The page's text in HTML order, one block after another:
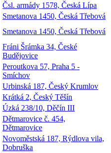
Čsl. armády 1578, Česká Lípa
Smetanova 1450, Česká Třebová
Smetanova 1450, Česká Třebová
Fráni Šrámka 34, České
Budějovice
Peroutkova 57, Praha 5 -
Smíchov
Urbinská 187, Český Krumlov
Krátká 2, Český Těšín
Úzká 238/10, Děčín III
Dětmarovice č. 454,
Dětmarovice
Novoměstská 187, Rýdlova vila,
Dobruška